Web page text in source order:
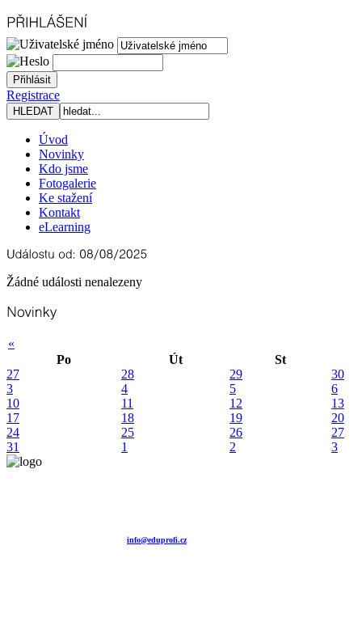
Registrace
Úvod
Novinky
Kdo jsme
Fotogalerie
Ke stažení
Kontakt
eLearning
Žádné události nenalezeny
«
Po
Út
St
27
28 29
30
3
4 5
6
10
11 12
13
17
18 19
20
24
25 26
27
31
1 2 3
info@eduprofi.cz